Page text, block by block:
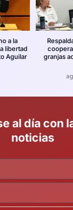
a la
libertad
Aguilar
granjas
al día con
noticias